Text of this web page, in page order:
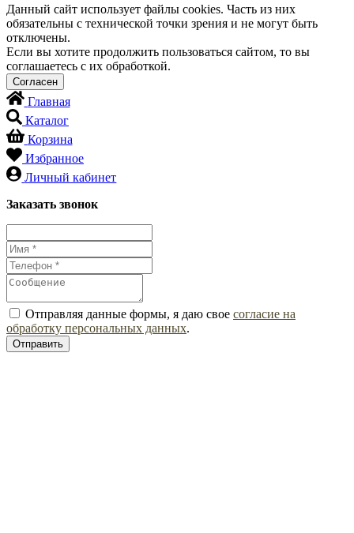
Данный сайт использует файлы cookies. Часть из них
обязательны с технической точки зрения и не могут быть
отключены.
Если вы хотите продолжить пользоваться сайтом, то вы
соглашаетесь с их обработкой.
Главная
Каталог
Корзина
Избранное
Личный кабинет
Заказать звонок
Отправляя данные формы, я даю свое согласие на
обработку персональных данных.
Отправить